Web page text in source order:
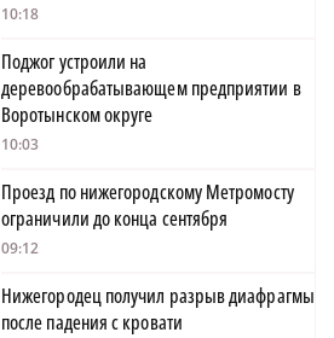
10:18
Поджог устроили на
деревообрабатывающем предприятии в
Воротынском округе
10:03
Проезд по нижегородскому Метромосту
ограничили до конца сентября
09:12
Нижегородец получил разрыв диафрагмы
после падения с кровати